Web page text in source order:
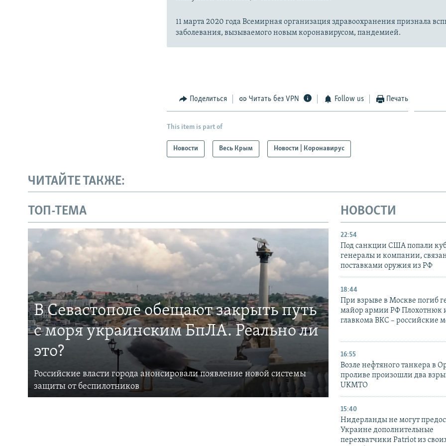
11 марта 2020 года Всемирная организация здравоохранения признала
заболевания, вызываемого новым коронавирусом, пандемией.
Поделиться Читать без VPN Follow us Печать
This item is part of
Новости Весь Крым Новости | Коронавирус
ЧИТАЙТЕ ТАКЖЕ:
ТОП-ТЕМА
В Севастополе обещают закрыть путь
с моря украинским БпЛА. Реально ли
это?
Российские власти города анонсировали появление новой системы
защиты от беспилотников
НОВОСТИ
22:54
Под санкции США попали
генералы и компании,
поставками оружия из РФ
18:44
При взрыве в Москве погиб
майор армии РФ Плохотнюк
главкома ВКС – российские
16:55
Возле нефтяного танкера в
проливе произошли два
UKMTO
15:40
Нидерланды не могут
Украине дополнительные
перехватчики Patriot из